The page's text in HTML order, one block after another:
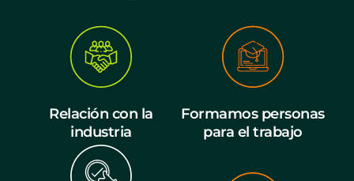
Relación con la
industria
Formamos personas
para el trabajo